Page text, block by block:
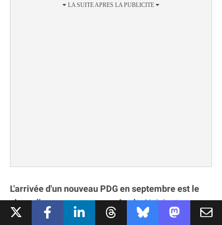
L'arrivée d'un nouveau PDG en septembre est le
signe d’un renouveau pour Apple. Nul doute que
John Ternus voudra imprimer sa marque et faire